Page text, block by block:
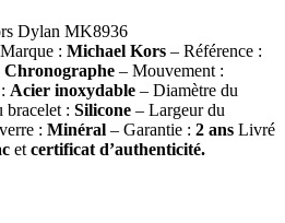
Dylan MK8936
: Michael Kors – Référence :
Chronographe – Mouvement :
Acier inoxydable – Diamètre du
bracelet : Silicone – Largeur du
: Minéral – Garantie : 2 ans Livré
et certificat d’authenticité.